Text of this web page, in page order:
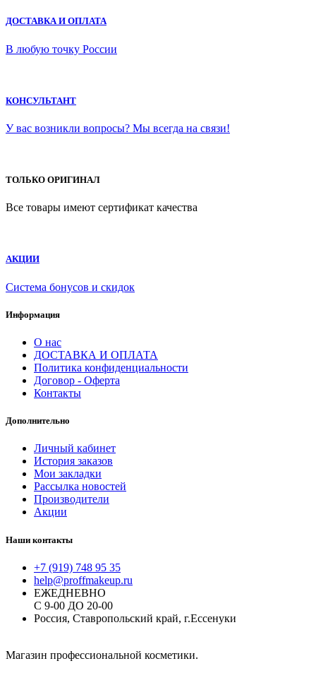
ДОСТАВКА И ОПЛАТА
В любую точку России
КОНСУЛЬТАНТ
У вас возникли вопросы? Мы всегда на связи!
ТОЛЬКО ОРИГИНАЛ
Все товары имеют сертификат качества
АКЦИИ
Система бонусов и скидок
Информация
О нас
ДОСТАВКА И ОПЛАТА
Политика конфиденциальности
Договор - Оферта
Контакты
Дополнительно
Личный кабинет
История заказов
Мои закладки
Рассылка новостей
Производители
Акции
Наши контакты
+7 (919) 748 95 35
help@proffmakeup.ru
ЕЖЕДНЕВНО
С 9-00 ДО 20-00
Россия, Ставропольский край, г.Ессенуки
Магазин профессиональной косметики.